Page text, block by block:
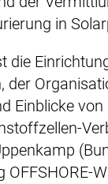
in
die
der
Einblicke